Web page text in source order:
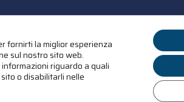
fornirti la miglior esperienza
sul nostro sito web.
riguardo a quali
o disabilitarli nelle